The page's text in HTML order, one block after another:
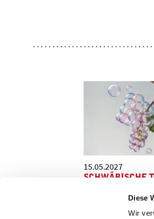
Diese
Wir
15.05.2027
SCHWÄBISCHE
Eine
Hannah